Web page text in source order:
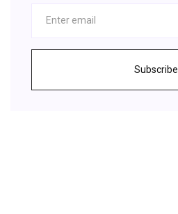
Subscribe